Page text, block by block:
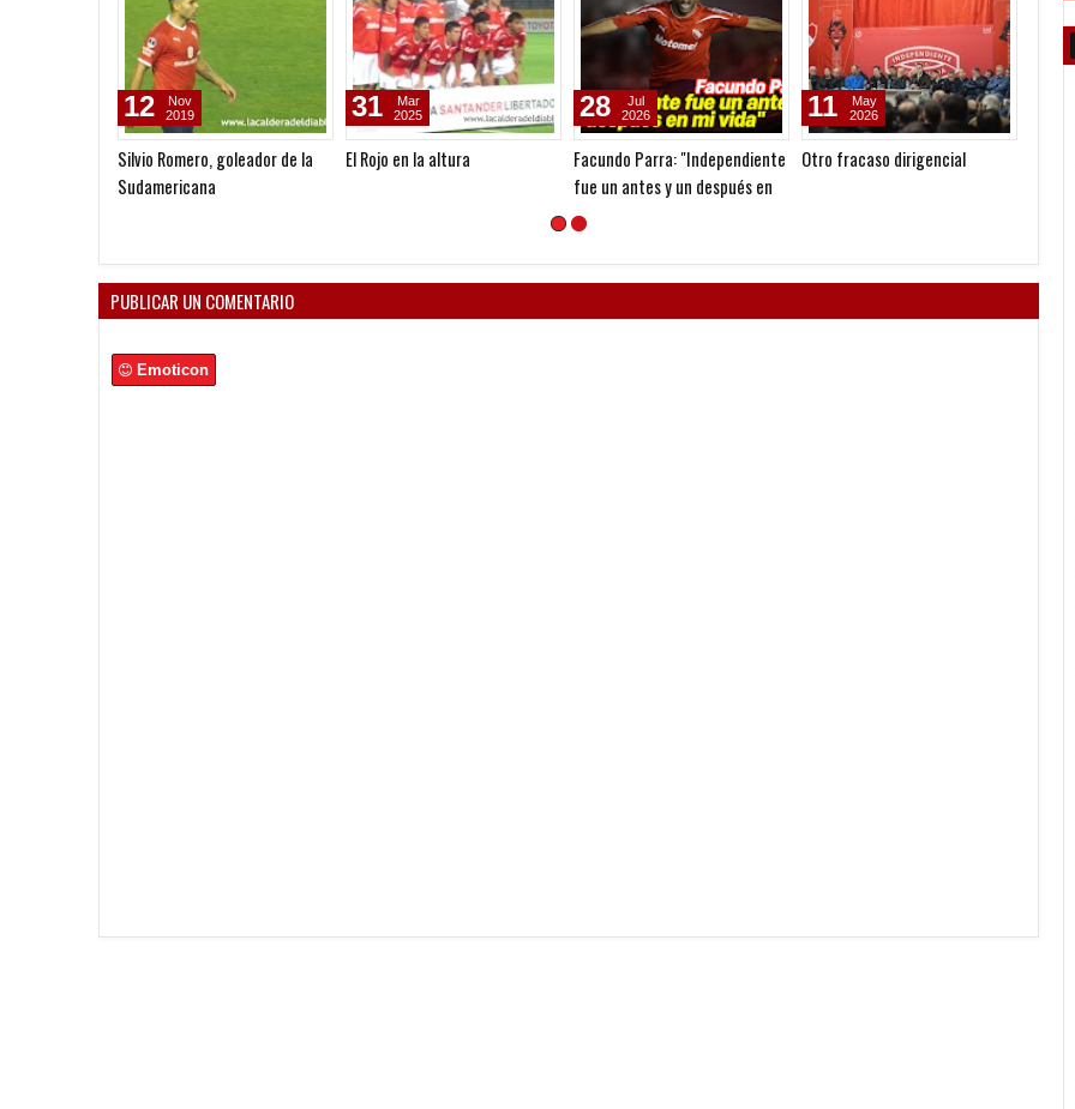
Silvio Romero, goleador de la
Sudamericana
12
Nov
2019
El Rojo en la altura
31
Mar
2025
Facundo Parra: "Independiente
fue un antes y un después en
mi vida"
28
Jul
2026
Otro fracaso dirigencial
11
May
2026
las
PUBLICAR UN COMENTARIO
Emoticon